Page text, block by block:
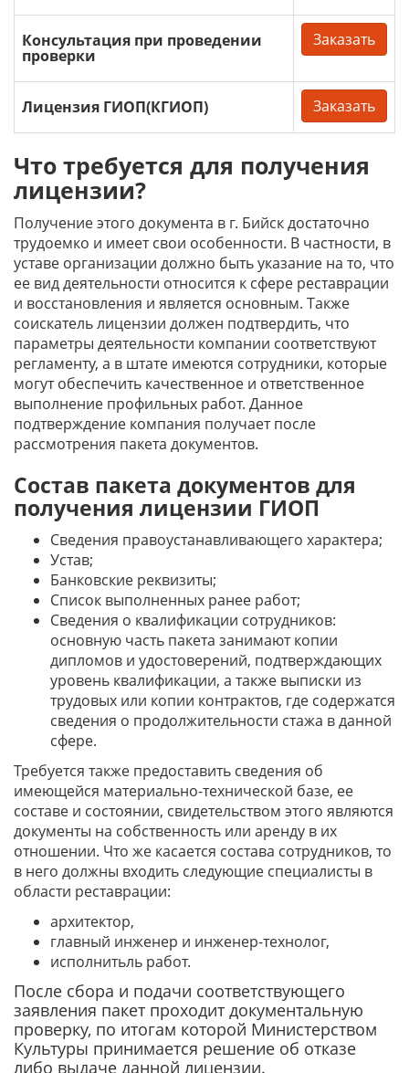
Консультация при проведении
проверки
Заказать
Лицензия ГИОП(КГИОП) Заказать
Что требуется для получения
лицензии?
Получение этого документа в г. Бийск достаточно
трудоемко и имеет свои особенности. В частности, в
уставе организации должно быть указание на то, что
ее вид деятельности относится к сфере реставрации
и восстановления и является основным. Также
соискатель лицензии должен подтвердить, что
параметры деятельности компании соответствуют
регламенту, а в штате имеются сотрудники, которые
могут обеспечить качественное и ответственное
выполнение профильных работ. Данное
подтверждение компания получает после
рассмотрения пакета документов.
Состав пакета документов для
получения лицензии ГИОП
Сведения правоустанавливающего характера;
Устав;
Банковские реквизиты;
Список выполненных ранее работ;
Сведения о квалификации сотрудников:
основную часть пакета занимают копии
дипломов и удостоверений, подтверждающих
уровень квалификации, а также выписки из
трудовых или копии контрактов, где содержатся
сведения о продолжительности стажа в данной
сфере.
Требуется также предоставить сведения об
имеющейся материально-технической базе, ее
составе и состоянии, свидетельством этого являются
документы на собственность или аренду в их
отношении. Что же касается состава сотрудников, то
в него должны входить следующие специалисты в
области реставрации:
архитектор,
главный инженер и инженер-технолог,
исполнитьль работ.
После сбора и подачи соответствующего
заявления пакет проходит документальную
проверку, по итогам которой Министерством
Культуры принимается решение об отказе
либо выдаче данной лицензии.